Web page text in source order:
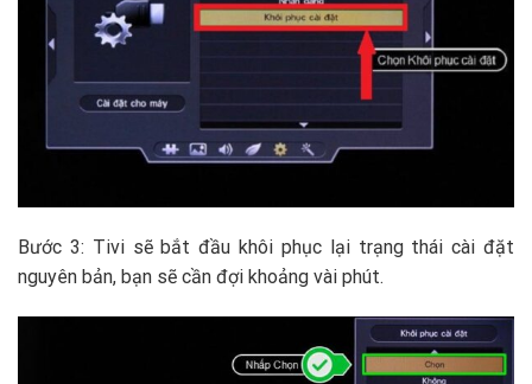
Bước 3: Tivi sẽ bắt đầu khôi phục lại trạng thái cài đặt
nguyên bản, bạn sẽ cần đợi khoảng vài phút.